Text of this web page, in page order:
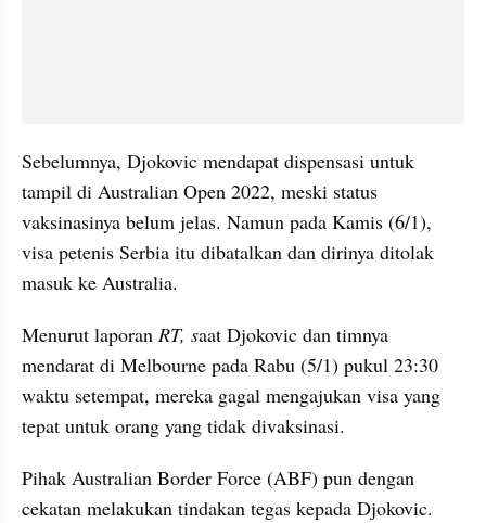
Sebelumnya, Djokovic mendapat dispensasi untuk
tampil di Australian Open 2022, meski status
vaksinasinya belum jelas. Namun pada Kamis (6/1),
visa petenis Serbia itu dibatalkan dan dirinya ditolak
masuk ke Australia.
Menurut laporan RT, saat Djokovic dan timnya
mendarat di Melbourne pada Rabu (5/1) pukul 23:30
waktu setempat, mereka gagal mengajukan visa yang
tepat untuk orang yang tidak divaksinasi.
Pihak Australian Border Force (ABF) pun dengan
cekatan melakukan tindakan tegas kepada Djokovic.